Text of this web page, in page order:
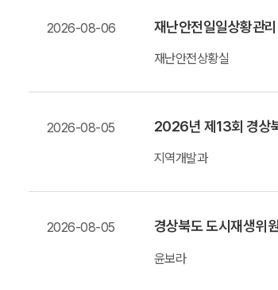
2026-08-06 재난안전일일상황관
재난안전상황실
2026-08-05 2026년 제13회 경상
지역개발과
2026-08-05 경상북도 도시재생위
윤보라